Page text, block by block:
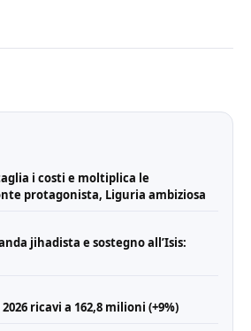
i costi e moltiplica le
protagonista, Liguria ambiziosa
jihadista e sostegno all’Isis:
ricavi a 162,8 milioni (+9%)